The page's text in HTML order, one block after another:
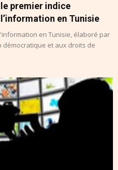
le premier indice
en Tunisie
en Tunisie, élaboré par
et aux droits de